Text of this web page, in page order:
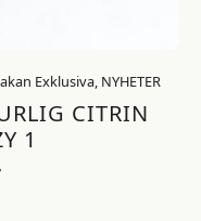
Exklusiva, NYHETER
CITRIN
1